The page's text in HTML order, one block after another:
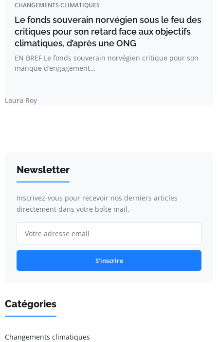
CHANGEMENTS CLIMATIQUES
Le fonds souverain norvégien sous le feu des
critiques pour son retard face aux objectifs
climatiques, d’après une ONG
EN BREF Le fonds souverain norvégien critique pour son
manque d’engagement…
Laura Roy
Newsletter
Inscrivez-vous pour recevoir nos derniers articles
directement dans votre boîte mail.
S'inscrire
Catégories
Changements climatiques